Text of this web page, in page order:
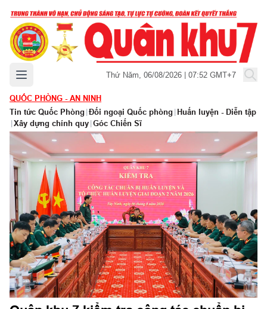
Mở menu chính Thứ Năm, 06/08/2026 | 07:52 GMT+7
QUỐC PHÒNG - AN NINH
Tin tức Quốc Phòng|Đối ngoại Quốc phòng| Huấn luyện - Diễn tập
|Xây dựng chính quy|Góc Chiến Sĩ